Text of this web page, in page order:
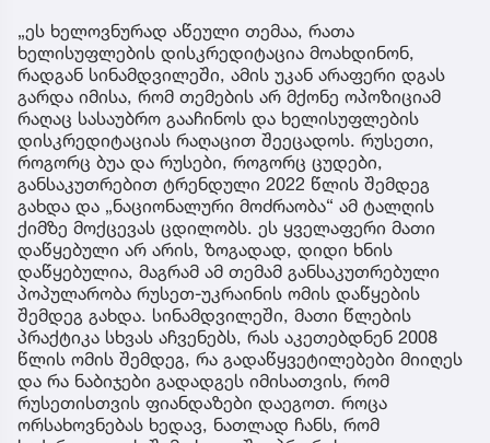
„ეს ხელოვნურად აწეული თემაა, რათა
ხელისუფლების დისკრედიტაცია მოახდინონ,
რადგან სინამდვილეში, ამის უკან არაფერი დგას
გარდა იმისა, რომ თემების არ მქონე ოპოზიციამ
რაღაც სასაუბრო გააჩინოს და ხელისუფლების
დისკრედიტაციას რაღაცით შეეცადოს. რუსეთი,
როგორც ბუა და რუსები, როგორც ცუდები,
განსაკუთრებით ტრენდული 2022 წლის შემდეგ
გახდა და „ნაციონალური მოძრაობა“ ამ ტალღის
ქიმზე მოქცევას ცდილობს. ეს ყველაფერი მათი
დაწყებული არ არის, ზოგადად, დიდი ხნის
დაწყებულია, მაგრამ ამ თემამ განსაკუთრებული
პოპულარობა რუსეთ-უკრაინის ომის დაწყების
შემდეგ გახდა. სინამდვილეში, მათი წლების
პრაქტიკა სხვას აჩვენებს, რას აკეთებდნენ 2008
წლის ომის შემდეგ, რა გადაწყვეტილებები მიიღეს
და რა ნაბიჯები გადადგეს იმისათვის, რომ
რუსეთისთვის ფიანდაზები დაეგოთ. როცა
ორსახოვნებას ხედავ, ნათლად ჩანს, რომ